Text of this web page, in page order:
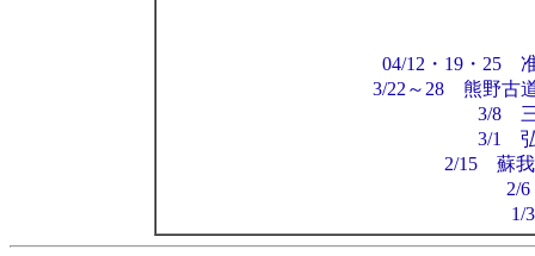
04/12・19・25
3/22～28 熊野古
3/8
3/1
2/15 蘇
2/
1/